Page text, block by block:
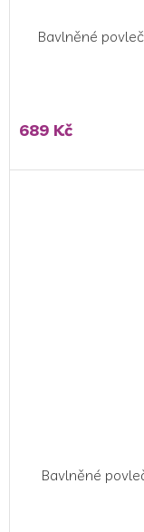
Bavlněné
produktu
5,0
689 Kč
Bavlněné